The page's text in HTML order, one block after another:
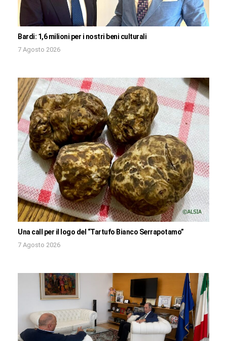
Bardi: 1,6 milioni per i nostri beni culturali
7 Agosto 2026
Una call per il logo del “Tartufo Bianco Serrapotamo”
7 Agosto 2026